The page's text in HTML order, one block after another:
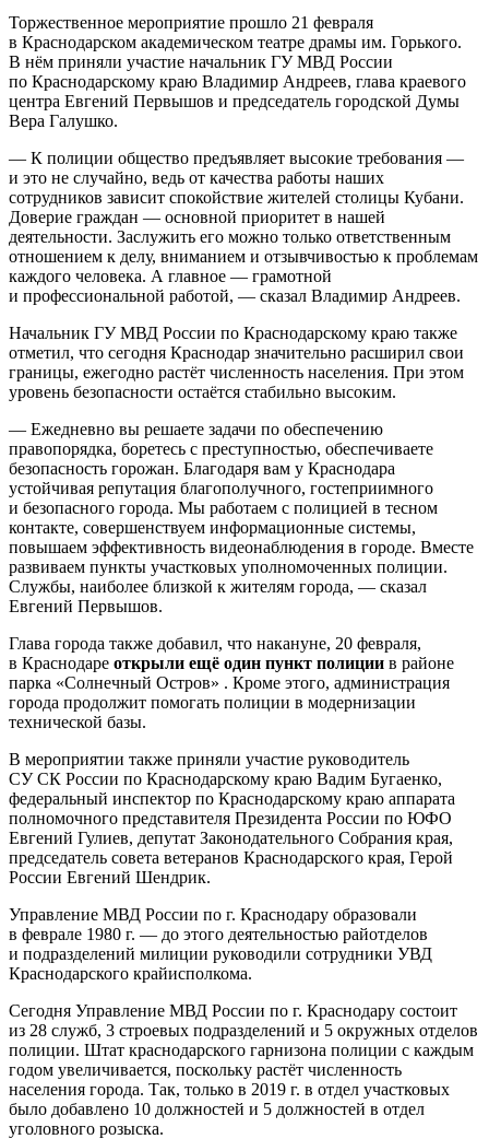
Торжественное мероприятие прошло 21 февраля
в Краснодарском академическом театре драмы им. Горького.
В нём приняли участие начальник ГУ МВД России
по Краснодарскому краю Владимир Андреев, глава краевого
центра Евгений Первышов и председатель городской Думы
Вера Галушко.
— К полиции общество предъявляет высокие требования —
и это не случайно, ведь от качества работы наших
сотрудников зависит спокойствие жителей столицы Кубани.
Доверие граждан — основной приоритет в нашей
деятельности. Заслужить его можно только ответственным
отношением к делу, вниманием и отзывчивостью к проблемам
каждого человека. А главное — грамотной
и профессиональной работой, — сказал Владимир Андреев.
Начальник ГУ МВД России по Краснодарскому краю также
отметил, что сегодня Краснодар значительно расширил свои
границы, ежегодно растёт численность населения. При этом
уровень безопасности остаётся стабильно высоким.
— Ежедневно вы решаете задачи по обеспечению
правопорядка, боретесь с преступностью, обеспечиваете
безопасность горожан. Благодаря вам у Краснодара
устойчивая репутация благополучного, гостеприимного
и безопасного города. Мы работаем с полицией в тесном
контакте, совершенствуем информационные системы,
повышаем эффективность видеонаблюдения в городе. Вместе
развиваем пункты участковых уполномоченных полиции.
Службы, наиболее близкой к жителям города, — сказал
Евгений Первышов.
Глава города также добавил, что накануне, 20 февраля,
в Краснодаре открыли ещё один пункт полиции в районе
парка «Солнечный Остров» . Кроме этого, администрация
города продолжит помогать полиции в модернизации
технической базы.
В мероприятии также приняли участие руководитель
СУ СК России по Краснодарскому краю Вадим Бугаенко,
федеральный инспектор по Краснодарскому краю аппарата
полномочного представителя Президента России по ЮФО
Евгений Гулиев, депутат Законодательного Собрания края,
председатель совета ветеранов Краснодарского края, Герой
России Евгений Шендрик.
Управление МВД России по г. Краснодару образовали
в феврале 1980 г. — до этого деятельностью райотделов
и подразделений милиции руководили сотрудники УВД
Краснодарского крайисполкома.
Сегодня Управление МВД России по г. Краснодару состоит
из 28 служб, 3 строевых подразделений и 5 окружных отделов
полиции. Штат краснодарского гарнизона полиции с каждым
годом увеличивается, поскольку растёт численность
населения города. Так, только в 2019 г. в отдел участковых
было добавлено 10 должностей и 5 должностей в отдел
уголовного розыска.